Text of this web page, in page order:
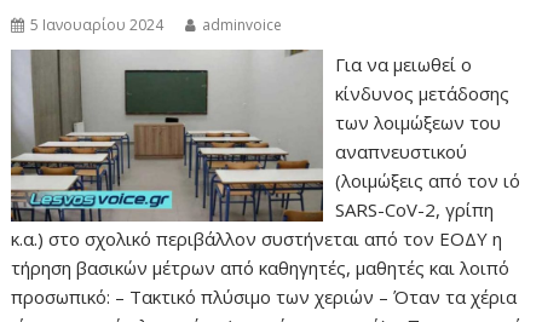
5 Ιανουαρίου 2024 adminvoice
Για να μειωθεί ο
κίνδυνος μετάδοσης
των λοιμώξεων του
αναπνευστικού
(λοιμώξεις από τον ιό
SARS-CoV-2, γρίπη
κ.α.) στο σχολικό περιβάλλον συστήνεται από τον ΕΟΔΥ η
τήρηση βασικών μέτρων από καθηγητές, μαθητές και λοιπό
προσωπικό: – Τακτικό πλύσιμο των χεριών – Όταν τα χέρια